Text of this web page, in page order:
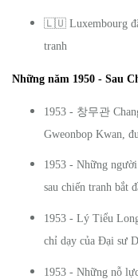
🇱🇺 Luxembourg
tranh
Những năm 1950 - Sau
1953 - 창무관
Gweonbop Kwan,
1953 - Những
sau chiến tranh bắt
1953 - Lý Tiểu
chỉ dạy của Đại sư
1953 - Những nỗ